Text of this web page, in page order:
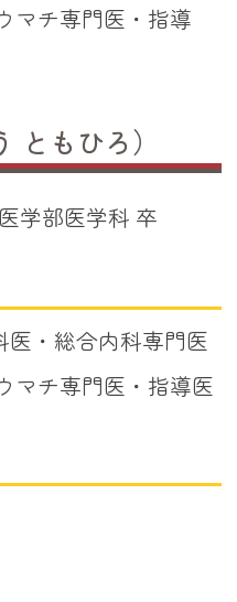
マチ専門医・指導
もひろ）
学部医学科 卒
医・総合内科専門医
マチ専門医・指導医